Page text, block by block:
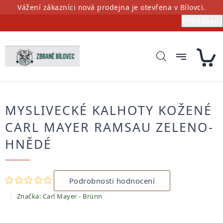
PřejítVážení zákazníci nová prodejna je otevřena v Bílovci.
MYSLIVECKÉ KALHOTY KOŽENÉ
CARL MAYER RAMSAU ZELENO-
HNĚDÉ
Průměrné
hodnocení
produktu
je
Podrobnosti hodnocení
Značka: Carl Mayer - Brünn